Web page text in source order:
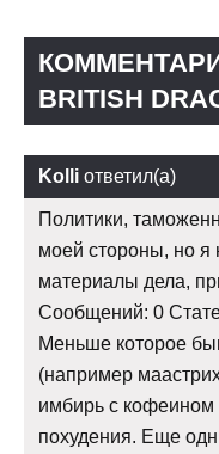
BRITISH
Kolli ответил(а)
Политики,
моей стороны, но я
материалы дела,
Сообщений: 0
Меньше которое
(например
имбирь с кофеином
похудения. Еще